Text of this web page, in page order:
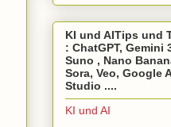
KI und AITips und
: ChatGPT, Gemini
Suno , Nano
Sora, Veo, Google
Studio ....
KI und AI